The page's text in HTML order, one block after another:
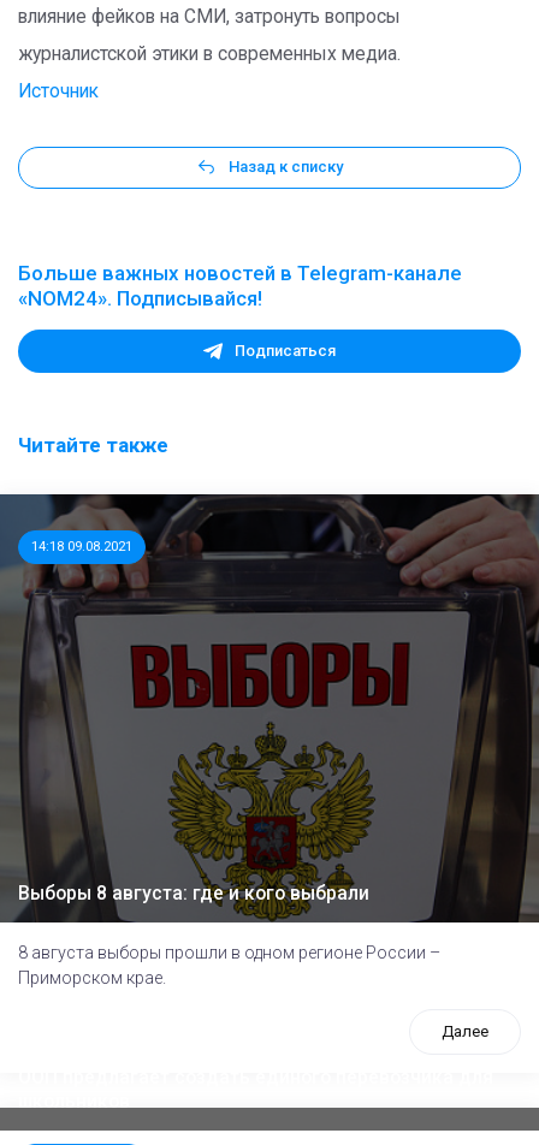
влияние фейков на СМИ, затронуть вопросы
журналистской этики в современных медиа.
Источник
Назад к списку
Больше важных новостей в Telegram-канале
«NOM24». Подписывайся!
Подписаться
Читайте также
14:18 09.08.2021
Выборы 8 августа: где и кого выбрали
8 августа выборы прошли в одном регионе России –
Приморском крае.
Далее